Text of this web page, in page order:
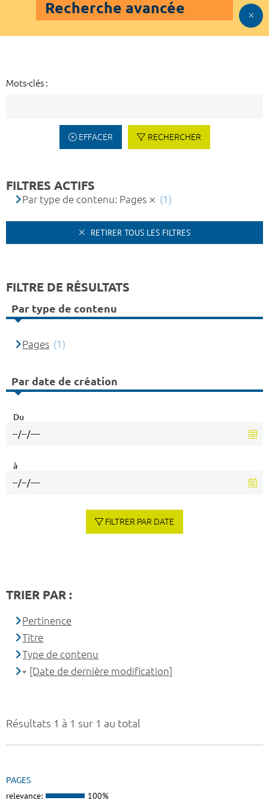
Recherche avancée
Mots-clés :
EFFACER RECHERCHER
Résultats 1 à 1 sur 1 au total
PAGES
relevance: 100%
FILTRES ACTIFS
Par type de contenu: Pages (1)
RETIRER TOUS LES FILTRES
FILTRE DE RÉSULTATS
Par type de contenu
Pages (1)
Par date de création
Du
à
FILTRER PAR DATE
TRIER PAR :
Pertinence
Titre
Type de contenu
[Date de dernière modification]